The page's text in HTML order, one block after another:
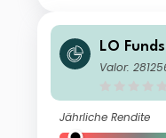
LO
quity
Valor:
Jährliche Rendite